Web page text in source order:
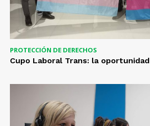
PROTECCIÓN DE DERECHOS
Cupo Laboral Trans: la oportunidad